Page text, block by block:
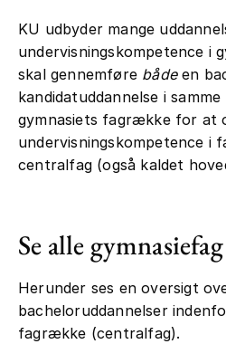
KU udbyder mange
undervisningskompetence i
skal gennemføre bådeen
kandidatuddannelse i
gymnasiets fagrække for at
undervisningskompetence i
centralfag (også kaldet
Se alle gymnasiefag
Herunder ses en oversigt
bacheloruddannelser
fagrække (centralfag).